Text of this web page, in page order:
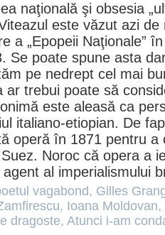
naţională şi obsesia
este văzut azi de
a „Epopeii Naţionale”
Se poate spune asta
pe nedrept cel mai
trebui poate să
este aleasă ca
italiano-etiopian. De
operă în 1871 pentru a
Noroc că opera a
al imperialismului
vagabond, Gilles
, Ioana Moldovan,
dragoste, Atunci i-am